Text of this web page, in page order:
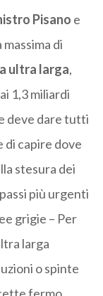
Pisano e
di
ultra larga,
1,3 miliardi
deve dare tutti
di capire dove
stesura dei
più urgenti
grigie – Per
larga
o spinte